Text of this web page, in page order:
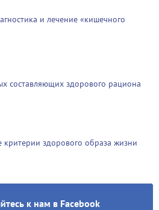
и лечение «кишечного
составляющих здорового рациона
критерии здорового образа жизни
к нам в Facebook